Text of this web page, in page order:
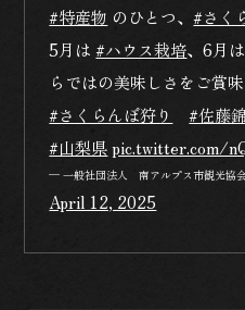
#特産物 のひとつ、#さく
5月は#ハウス栽培、6月
らではの美味しさをご賞味
#さくらんぼ狩り
#佐藤錦
#山梨県 pic.twitter.com/
— 一般社団法人 南アルプス市観光協会
April 12, 2025